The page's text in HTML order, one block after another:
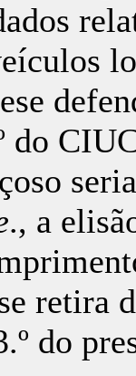
do
., a
retira
do